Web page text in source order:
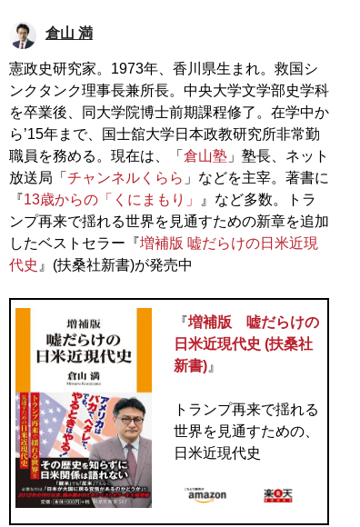
倉山 満
憲政史研究家。1973年、香川県生まれ。救国シ
ンクタンク理事長兼所長。中央大学文学部史学科
を卒業後、同大学院博士前期課程修了。在学中か
ら’15年まで、国士舘大学日本政教研究所非常勤
職員を務める。現在は、「 倉山塾 」塾長、ネット
放送局「 チャンネルくらら 」などを主宰。著書に
『13歳からの「くにまもり」
』など多数。トラ
ンプ再来で揺れる世界を見通すための新章を追加
したベストセラー『増補版 嘘だらけの日米近現
代史 』(扶桑社新書)が発売中
『増補版 嘘だらけの
日米近現代史 (扶桑社
新書) 』
トランプ再来で揺れる
世界を見通すための、
日米近現代史